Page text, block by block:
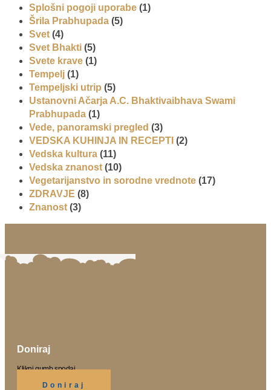
Splošni pogoji uporabe (1)
Šrila Prabhupada (5)
Svet (4)
Svet Bhakti (5)
Svete krave (1)
Tempelj (1)
Tempeljski utrip (5)
Ustanovni Ačarja A.C. Bhaktivaibhava Swami
Prabhupada (1)
Vede, panoramski pregled (3)
VEDSKA KUHINJA IN RECEPTI (2)
Vedska kultura (11)
Vedska znanost (10)
Vegetarijanstvo in sorodne vrednote (17)
ZDRAVJE (8)
Znanost (3)
Doniraj
Klikni gumb spodaj.
Doniraj